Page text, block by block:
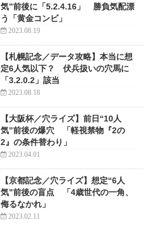
気”前後に「5.2.4.16」 勝負気配漂
う「黄金コンビ」
2023.08.19
【札幌記念／データ攻略】本当に想
定6人気以下？ 伏兵扱いの穴馬に
「3.2.0.2」該当
2023.08.18
【大阪杯／穴ライズ】前日“10人
気”前後の爆穴 「軽視禁物『2の
2』の条件替わり」
2023.04.01
【京都記念／穴ライズ】想定“6人
気”前後の盲点 「4歳世代の一角、
侮るなかれ」
2023.02.11